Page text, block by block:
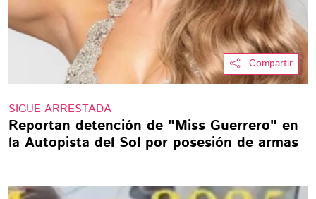
Compartir
SIGUE ARRESTADA
Reportan detención de "Miss Guerrero" en
la Autopista del Sol por posesión de armas